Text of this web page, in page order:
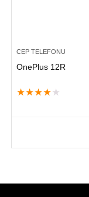
CEP TELEFONU
OnePlus 12R
★★★★ ★